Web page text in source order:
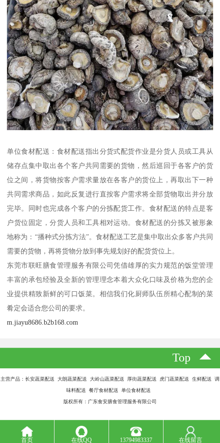
单位食材配送：食材配送指出分货式配货作业是分货人员或工具从
储存点集中取出各个客户共同需要的货物，然后巡回于各客户的货
位之间，将货物按客户需求量放在各客户的货位上，再取出下一种
共同需求商品，如此反复进行直按客户需求将全部货物取出并分放
完毕。同时也完成各个客户的分拣配货工作。食材配送的特点是客
户货位固定，分货人员和工具相对运动。食材配送的分拣又被形象
地称为：“播种式分拣方法”。食材配送工艺是集中取出众多客户共同
需要的货物，再将货物分放到事先规划好的配货货位上。
东莞市联旺膳食管理服务有限公司凭借雄厚的实力规范的饭堂管理
丰富的承包经验及全新的管理理念本着大众化口味及价格为您的企
业提供精致新鲜的可口饭菜。相信我们化厨师队伍所精心配制的菜
肴定会适合您公司的要求。
m.jiayu8686.b2b168.com
Top
主营产品：长安蔬菜配送 大朗蔬菜配送 大岭山蔬菜配送 厚街蔬菜配送 虎门蔬菜配送 生鲜配送 调
味料配送 餐厅食材配送 单位食材配送
版权所有：广东食安膳食管理服务有限公司
首页 在线QQ 13794983337 在线留言